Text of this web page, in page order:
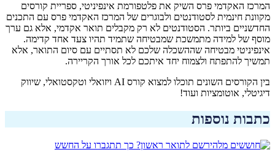
המרכז האקדמי פרס השיק את פלטפורמת אינפיניטי, ספריית קורסים
מקוונת חינמית לסטודנטים ולבוגרים של המרכז האקדמי פרס עם התכנים
החדשניים ביותר. הסטודנטים לא רק מקבלים תואר אקדמי, אלא גם ערך
מוסף של למידה מתמשכת שמבטיחה שתמיד תהיו צעד אחד קדימה.
אינפיניטי מבטיחה שההשכלה שלכם לא תסתיים עם סיום התואר, אלא
תמשיך להתפתח ולצמוח יחד איתכם לכל אורך הקריירה.
בין הקורסים השונים תוכלו למצוא קורס AI ויזואלי וטקסטואלי, שיווק
דיגיטלי, אוטומציות ועוד!
כתבות נוספות